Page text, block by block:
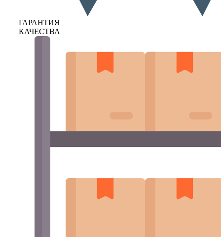
ГАРАНТИЯ
КАЧЕСТВА